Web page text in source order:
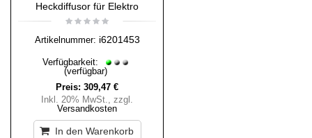
Heckdiffusor für Elektro
Artikelnummer: i6201453
Verfügbarkeit:
(verfügbar)
Preis: 309,47 €
Inkl. 20% MwSt., zzgl.
Versandkosten
In den Warenkorb